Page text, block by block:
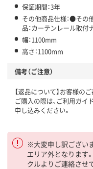
保証期間：3年
その他商品仕様：●その
品：カーテンレール取付
幅：1100mm
高さ：1100mm
備考（ご注意）
【返品について】お客様の
ご購入の際は、ご利用ガイ
申し込みください。
※大変申し訳ござい
エリア外となります
クルよりご連絡させ